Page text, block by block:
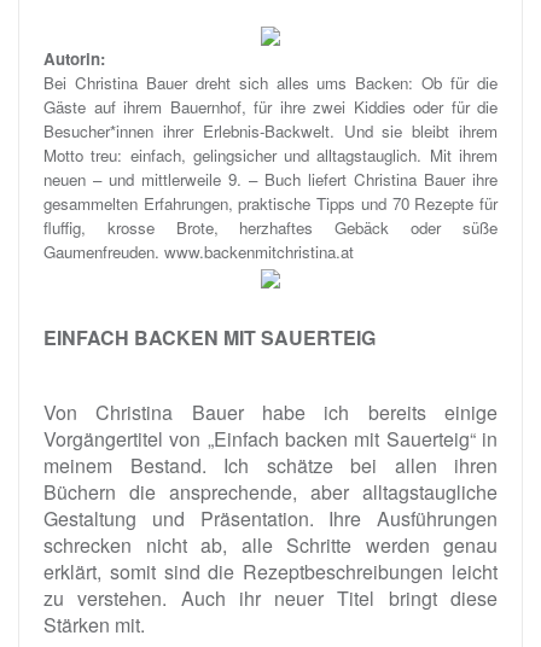
Autorin:
Bei Christina Bauer dreht sich alles ums Backen: Ob für die
Gäste auf ihrem Bauernhof, für ihre zwei Kiddies oder für die
Besucher*innen ihrer Erlebnis-Backwelt. Und sie bleibt ihrem
Motto treu: einfach, gelingsicher und alltagstauglich. Mit ihrem
neuen – und mittlerweile 9. – Buch liefert Christina Bauer ihre
gesammelten Erfahrungen, praktische Tipps und 70 Rezepte für
fluffig, krosse Brote, herzhaftes Gebäck oder süße
Gaumenfreuden. www.backenmitchristina.at
EINFACH BACKEN MIT SAUERTEIG
Von Christina Bauer habe ich bereits einige
Vorgängertitel von „Einfach backen mit Sauerteig“ in
meinem Bestand. Ich schätze bei allen ihren
Büchern die ansprechende, aber alltagstaugliche
Gestaltung und Präsentation. Ihre Ausführungen
schrecken nicht ab, alle Schritte werden genau
erklärt, somit sind die Rezeptbeschreibungen leicht
zu verstehen. Auch ihr neuer Titel bringt diese
Stärken mit.